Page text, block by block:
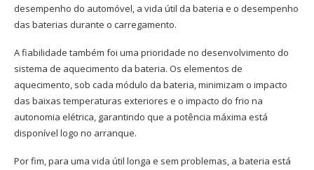
desempenho do automóvel, a vida útil da bateria e o desempenho
das baterias durante o carregamento.
A fiabilidade também foi uma prioridade no desenvolvimento do
sistema de aquecimento da bateria. Os elementos de
aquecimento, sob cada módulo da bateria, minimizam o impacto
das baixas temperaturas exteriores e o impacto do frio na
autonomia elétrica, garantindo que a potência máxima está
disponível logo no arranque.
Por fim, para uma vida útil longa e sem problemas, a bateria está